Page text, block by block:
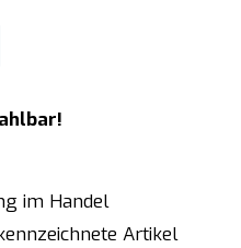
im Handel
Artikel